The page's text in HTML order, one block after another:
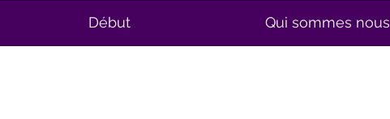
Début Qui sommes nous